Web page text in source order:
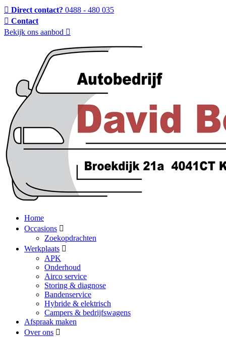
Direct contact? 0488 - 480 035
Contact
Bekijk ons aanbod
Home
Occasions
Zoekopdrachten
Werkplaats
APK
Onderhoud
Airco service
Storing & diagnose
Bandenservice
Hybride & elektrisch
Campers & bedrijfswagens
Afspraak maken
Over ons